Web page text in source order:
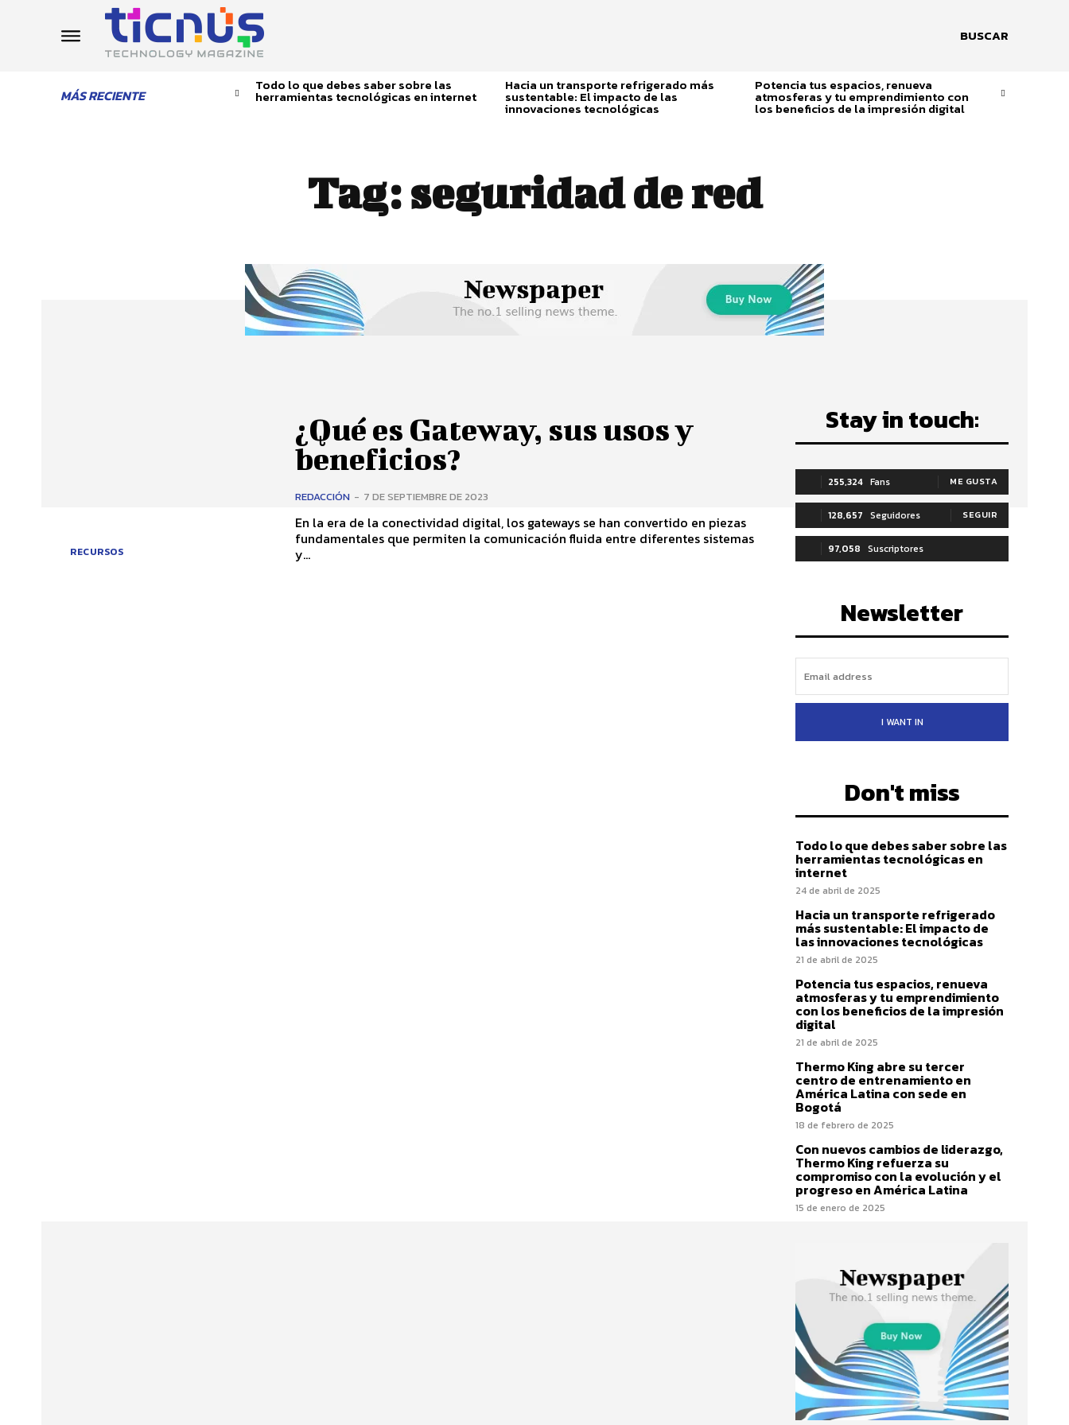
BUSCAR
MÁS RECIENTE
Todo lo que debes saber sobre las
herramientas tecnológicas en internet
Hacia un transporte refrigerado más
sustentable: El impacto de las
innovaciones tecnológicas
Potencia tus espacios, renueva
atmosferas y tu emprendimiento con
los beneficios de la impresión digital
Tag:seguridad de red
RECURSOS
¿Qué es Gateway, sus usos y
beneficios?
REDACCIÓN - 7 DE SEPTIEMBRE DE 2023
En la era de la conectividad digital, los gateways se han convertido en piezas
fundamentales que permiten la comunicación fluida entre diferentes sistemas
y...
Stay in touch:
255,324 Fans ME GUSTA
128,657 Seguidores SEGUIR
97,058 Suscriptores
Newsletter
I WANT IN
Don't miss
Todo lo que debes saber sobre las
herramientas tecnológicas en
internet
24 de abril de 2025
Hacia un transporte refrigerado
más sustentable: El impacto de
las innovaciones tecnológicas
21 de abril de 2025
Potencia tus espacios, renueva
atmosferas y tu emprendimiento
con los beneficios de la impresión
digital
21 de abril de 2025
Thermo King abre su tercer
centro de entrenamiento en
América Latina con sede en
Bogotá
18 de febrero de 2025
Con nuevos cambios de liderazgo,
Thermo King refuerza su
compromiso con la evolución y el
progreso en América Latina
15 de enero de 2025